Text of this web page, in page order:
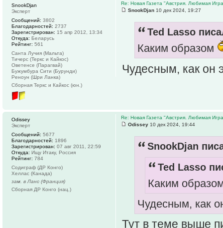
Re: Новая Газета "Австрия. Любимая
SnookDjan 10 дек 2024, 19:27
Ted Lasso
Каким образом
Чудесным, как он
SnookDjan
Эксперт
Сообщений: 3802
Благодарностей: 2737
Зарегистрирован: 15 апр 2012, 13:34
Откуда: Беларусь
Рейтинг: 561
Санта Лучия (Мальта)
Тичерс (Теркс и Кайкос)
Оветенсе (Парагвай)
Бужумбура Сити (Бурунди)
Реноун (Шри Ланка)
Сборная Теркс и Кайкос (юн.)
Re: Новая Газета "Австрия. Любимая
Odissey 10 дек 2024, 19:44
SnookDjan
Ted Lasso
Каким
Чудесным, как
Тут в теме выше
Odissey
Эксперт
Сообщений: 5677
Благодарностей: 1896
Зарегистрирован: 07 авг 2011, 22:59
Откуда: Ищу Итаку, Россия
Рейтинг: 784
Содиграф (ДР Конго)
Хеллас (Канада)
зам. в Ланс (Франция)
Сборная ДР Конго (нац.)